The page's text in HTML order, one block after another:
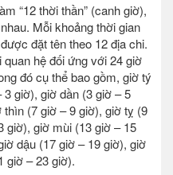
“12 thời thần” (canh giờ),
Mỗi khoảng thời gian
đặt tên theo 12 địa chi.
hệ đối ứng với 24 giờ
đó cụ thể bao gồm, giờ tý
giờ), giờ dần (3 giờ – 5
(7 giờ – 9 giờ), giờ tỵ (9
giờ), giờ mùi (13 giờ – 15
dậu (17 giờ – 19 giờ), giờ
giờ – 23 giờ).